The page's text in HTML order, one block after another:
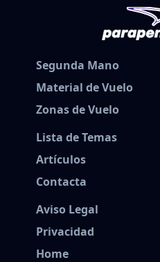
Segunda Mano
Material de Vuelo
Zonas de Vuelo
Lista de Temas
Artículos
Contacta
Aviso Legal
Privacidad
Home